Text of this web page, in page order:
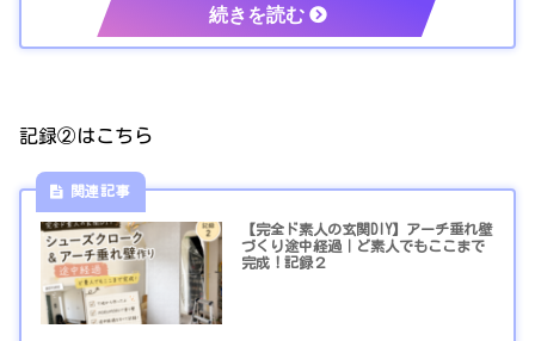
記録②はこちら
【完全ド素人の玄関DIY】アーチ垂れ壁
づくり途中経過｜ど素人でもここまで
完成！記録２